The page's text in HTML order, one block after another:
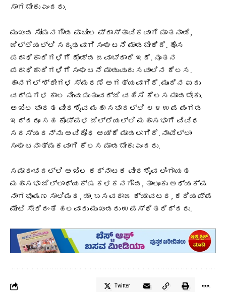
ಸಾಗಬೇಕು ಎಂದರು.
ಮುಖಂಡ ಸೋಮನಗೌಡ ಪಾಟೀಲ ಪ್ರಾಸ್ತಾವಿಕವಾಗಿ ಮಾತನಾಡಿ,
ಜಿಲ್ಲೆಯಲ್ಲಿ ಸದೃಢವಾಗಿ ಸಂಘಟನೆ ಮಾಡಬೇಕಿದೆ. ಹೊಸ
ಪದಾಧಿಕಾರಿಗಳಿಗೆ ದೊಡ್ಡ ಜವಾಬ್ದಾರಿ ಇದೆ. ನೂತನ
ಪದಾಧಿಕಾರಿಗಳಿಗೆ ಸಂಘಟನೆ ಮಾಡುವುದು ಸವಾಲಿನ ಕೆಲಸ.
ಹಾನಗಲ್ ಶ್ರೀಗಳ ಸ್ಮರಣೆ ಅಗತ್ಯವಾಗಿದೆ. ಮುಂದಿನ ಐದು
ವರ್ಷಗಳ ಕಾಲ ನೀವು ಮುತುವರ್ಜಿ ವಹಿಸಿ ಕೆಲಸ ಮಾಡಬೇಕು.
ಅಖಿಲ ಭಾರತ ವೀರಶೈವ ಮಹಾ ಸಭಾದಲ್ಲಿ ೮೪ ಉಪ ಪಂಗಡ
ಇದ್ದರೂ ಸಹ ಕೊಪ್ಪಳ ಜಿಲ್ಲೆಯಲ್ಲಿ ಮಹಾಸಭಾಗೆ ವಿವಿಧ
ಸದಸ್ಯರನ್ನು ಅವಿರೋಧ ಆಯ್ಕೆ ಮಾಡಲಾಗಿದೆ. ನಾವೆಲ್ಲಾ
ಸಂಘಟನಾತ್ಮಕವಾಗಿ ಕೆಲಸ ಮಾಡಬೇಕು ಎಂದರು.
ಸಮಾರಂಭದಲ್ಲಿ ಅಖಿಲ ಕರ್ನಾಟಕ ವೀರಶೈವ ಲಿಂಗಾಯತ
ಮಹಾಸಭಾ ಜಿಲ್ಲಾಧ್ಯಕ್ಷ ಕಳಕನಗೌಡ, ತಾಲೂಕು ಅಧ್ಯಕ್ಷ
ನಾಗಭೂಷಣ ಸಾಲಿಮಠ, ಡಾ. ಬಸವರಾಜ ಕ್ಯಾವಟರ, ಕರಿಯಪ್ಪ
ಮೇಟಿ ಸೇರಿದಂತೆ ಹಲವಾರು ಮುಖಂಡರು ಉಪಸ್ಥಿತರಿದ್ದರು.
Twitter